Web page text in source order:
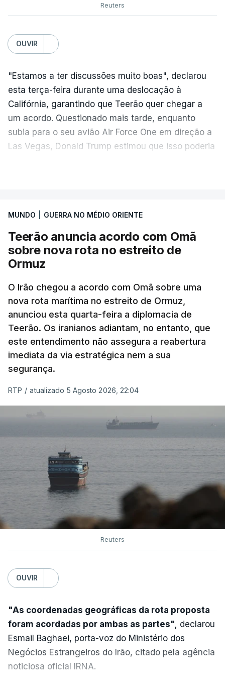
Reuters
OUVIR
"Estamos a ter discussões muito boas", declarou
esta terça-feira durante uma deslocação à
Califórnia, garantindo que Teerão quer chegar a
um acordo. Questionado mais tarde, enquanto
subia para o seu avião Air Force One em direção a
Las Vegas, Donald Trump estimou que isso poderia
"progressos" nas negociações com o Irão e Omã,
Segundo o meio de comunicação Axios, que cita
"fontes regionais" não identificadas, e
para organizar a passagem no estreito entre o
Irão e o sultanato de Omã.
Este acordo preliminar prevê, segundo o Axios, que
todo o transporte marítimo que entre através do
estreito utilize uma rota a norte nas águas
iranianas, e que qualquer navio que saia siga uma
trajetória meridional nas águas controladas por
passagem. A via central seria desminada durante
ERRO100
ERROR ON HTML5 MEDIA ELEMENT
ESTE CONTEÚDO ESTÁ NESTE
MOMENTO INDISPONÍVEL
Na terça-feira, Donald Trump e o emir do Catar,
por telefone sobre os esforços para "acalmar as
tensões"entre Washington e Teerão e "aproximar
as duas partes", indicou o palácio do Qatar num
comunicado.
MUNDO GUERRA NO MÉDIO ORIENTE
Teerão anuncia acordo com Omã
sobre nova rota no estreito de
Ormuz
O Irão chegou a acordo com Omã sobre uma
nova rota marítima no estreito de Ormuz,
anunciou esta quarta-feira a diplomacia de
Teerão. Os iranianos adiantam, no entanto, que
este entendimento não assegura a reabertura
imediata da via estratégica nem a sua
segurança.
RTP / atualizado 5 Agosto 2026, 22:04
Reuters
OUVIR
"As coordenadas geográficas da rota proposta
foram acordadas por ambas as partes", declarou
Esmail Baghaei, porta-voz do Ministério dos
Negócios Estrangeiros do Irão, citado pela agência
noticiosa oficial IRNA.